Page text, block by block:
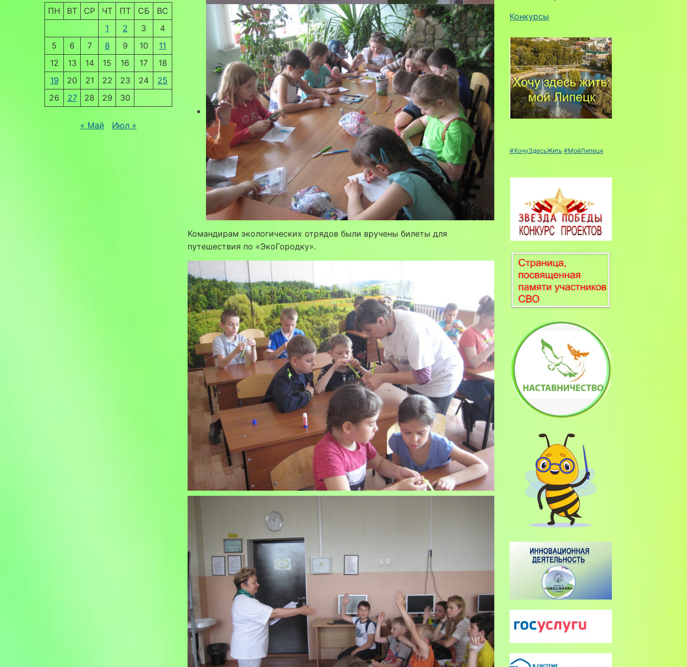
ПН ВТ СР ЧТ ПТ СБ
ВС
1
2 3
4
5
6 7 8 9 10
11
12
13 14 15 16 17
18
19
20 21 22 23 24
25
26
27 28 29 30
« Май Июл »
Командирам экологических отрядов были вручены билеты для
путешествия по «ЭкоГородку».
Конкурсы
#ХочуЗдесьЖить #МойЛипецк